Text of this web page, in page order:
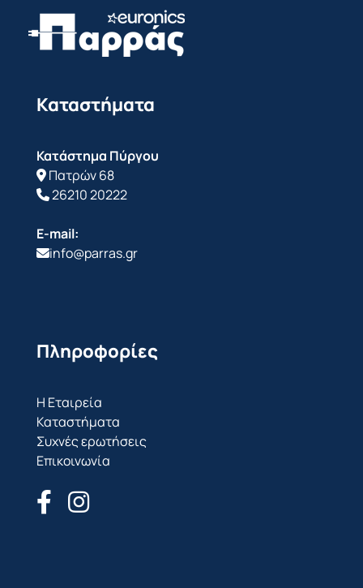
Καταστήματα
Κατάστημα Πύργου
Πατρών 68
26210 20222
E-mail:
info@parras.gr
Πληροφορίες
Η Εταιρεία
Καταστήματα
Συχνές ερωτήσεις
Επικοινωνία